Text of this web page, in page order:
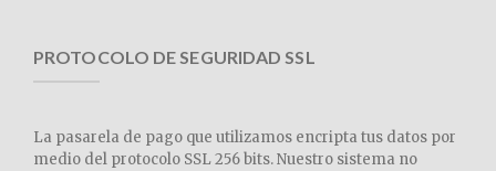
PROTOCOLO DE SEGURIDAD SSL
La pasarela de pago que utilizamos encripta tus datos por
medio del protocolo SSL 256 bits. Nuestro sistema no